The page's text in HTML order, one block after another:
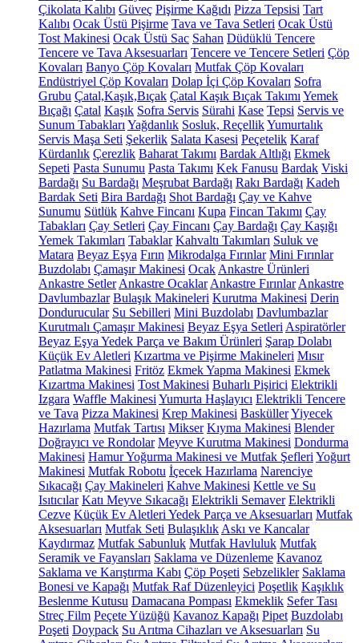
Çikolata Kalıbı Güveç Pişirme Kağıdı Pizza Tepsisi Tart
Kalıbı Ocak Üstü Pişirme Tava ve Tava Setleri Ocak Üstü
Tost Makinesi Ocak Üstü Sac Sahan Düdüklü Tencere
Tencere ve Tava Aksesuarları Tencere ve Tencere Setleri Çöp
Kovaları Banyo Çöp Kovaları Mutfak Çöp Kovaları
Endüstriyel Çöp Kovaları Dolap İçi Çöp Kovaları Sofra
Grubu Çatal,Kaşık,Bıçak Çatal Kaşık Bıçak Takımı Yemek
Bıçağı Çatal Kaşık Sofra Servis Sürahi Kase Tepsi Servis ve
Sunum Tabakları Yağdanlık Sosluk, ReçellikYumurtalık
Servis Maşa Seti Şekerlik Salata Kasesi Peçetelik Karaf
Kürdanlık Çerezlik Baharat Takımı Bardak Altlığı Ekmek
Sepeti Pasta Sunumu Pasta Takımı Kek Fanusu Bardak Viski
Bardağı Su Bardağı Meşrubat Bardağı Rakı Bardağı Kadeh
Bardak Seti Bira Bardağı Shot Bardağı Çay ve Kahve
Sunumu Sütlük Kahve Fincanı Kupa Fincan Takımı Çay
Tabakları Çay Setleri Çay Fincanı Çay Bardağı Çay Kaşığı
Yemek Takımları Tabaklar Kahvaltı Takımları Suluk ve
Matara Beyaz Eşya Fırın Mikrodalga Fırınlar Mini Fırınlar
Buzdolabı Çamaşır Makinesi Ocak Ankastre Ürünleri
Ankastre Setler Ankastre Ocaklar Ankastre Fırınlar Ankastre
Davlumbazlar Bulaşık Makineleri Kurutma Makinesi Derin
Dondurucular Su Sebilleri Mini Buzdolabı Davlumbazlar
Kurutmalı Çamaşır Makinesi Beyaz Eşya Setleri Aspiratörler
Beyaz Eşya Yedek Parça ve Bakım Ürünleri Şarap Dolabı
Küçük Ev Aletleri Kızartma ve Pişirme Makineleri Mısır
Patlatma Makinesi Fritöz Ekmek Yapma Makinesi Ekmek
Kızartma Makinesi Tost Makinesi Buharlı Pişirici Elektrikli
Izgara Waffle Makinesi Yumurta Haşlayıcı Elektrikli Tencere
ve Tava Pizza Makinesi Krep Makinesi BasküllerYiyecek
Hazırlama Mutfak Tartısı Mikser Kıyma Makinesi Blender
Doğrayıcı ve Rondolar Meyve Kurutma Makinesi Dondurma
Makinesi Hamur Yoğurma Makinesi ve Mutfak Şefleri Yoğurt
Makinesi Mutfak Robotu İçecek Hazırlama Narenciye
Sıkacağı Çay Makineleri Kahve Makinesi Kettle ve Su
Isıtıcılar Katı Meyve Sıkacağı Elektrikli Semaver Elektrikli
Cezve Küçük Ev Aletleri Yedek Parça ve Aksesuarları Mutfak
Aksesuarları Mutfak Seti Bulaşıklık Askı ve Kancalar
Kaydırmaz Mutfak Sabunluk Mutfak Havluluk Mutfak
Seramik ve Fayansları Saklama ve Düzenleme Kavanoz
Saklama ve Karıştırma Kabı Çöp Poşeti Sebzelikler Saklama
Bonesi ve Kapağı Mutfak Raf Düzenleyici Poşetlik Kaşıklık
Beslenme Kutusu Damacana Pompası Ekmeklik Sefer Tası
Streç Film Peçete Yüzüğü Kavanoz Kapağı Pipet Buzdolabı
Poşeti Doypack Su Arıtma Cihazları ve Aksesuarları Su